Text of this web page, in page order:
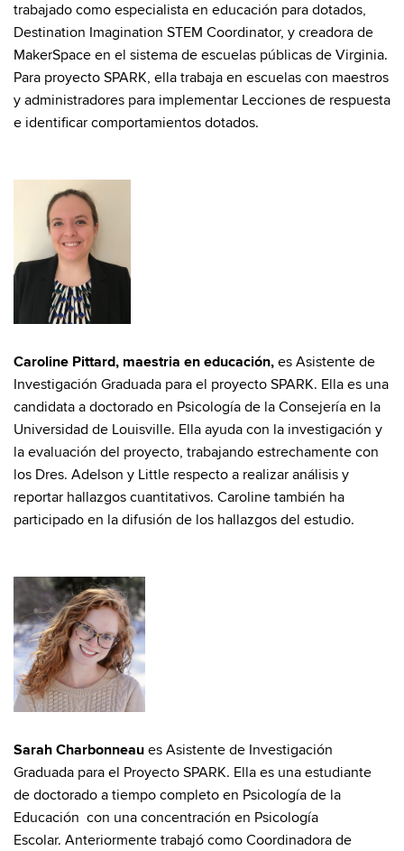
trabajado como especialista en educación para dotados,
Destination Imagination STEM Coordinator, y creadora de
MakerSpace en el sistema de escuelas públicas de Virginia.
Para proyecto SPARK, ella trabaja en escuelas con maestros
y administradores para implementar Lecciones de respuesta
e identificar comportamientos dotados.
Caroline Pittard, maestria en educación, es Asistente de
Investigación Graduada para el proyecto SPARK. Ella es una
candidata a doctorado en Psicología de la Consejería en la
Universidad de Louisville. Ella ayuda con la investigación y
la evaluación del proyecto, trabajando estrechamente con
los Dres. Adelson y Little respecto a realizar análisis y
reportar hallazgos cuantitativos. Caroline también ha
participado en la difusión de los hallazgos del estudio.
Sarah Charbonneau es Asistente de Investigación
Graduada para el Proyecto SPARK. Ella es una estudiante
de doctorado a tiempo completo en Psicología de la
Educación con una concentración en Psicología
Escolar. Anteriormente trabajó como Coordinadora de